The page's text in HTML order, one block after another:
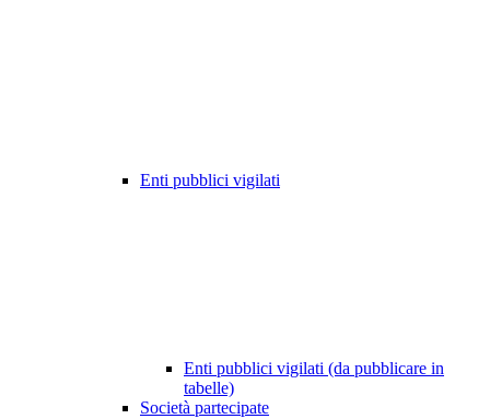
Enti pubblici vigilati
Enti pubblici vigilati (da pubblicare in
tabelle)
Società partecipate